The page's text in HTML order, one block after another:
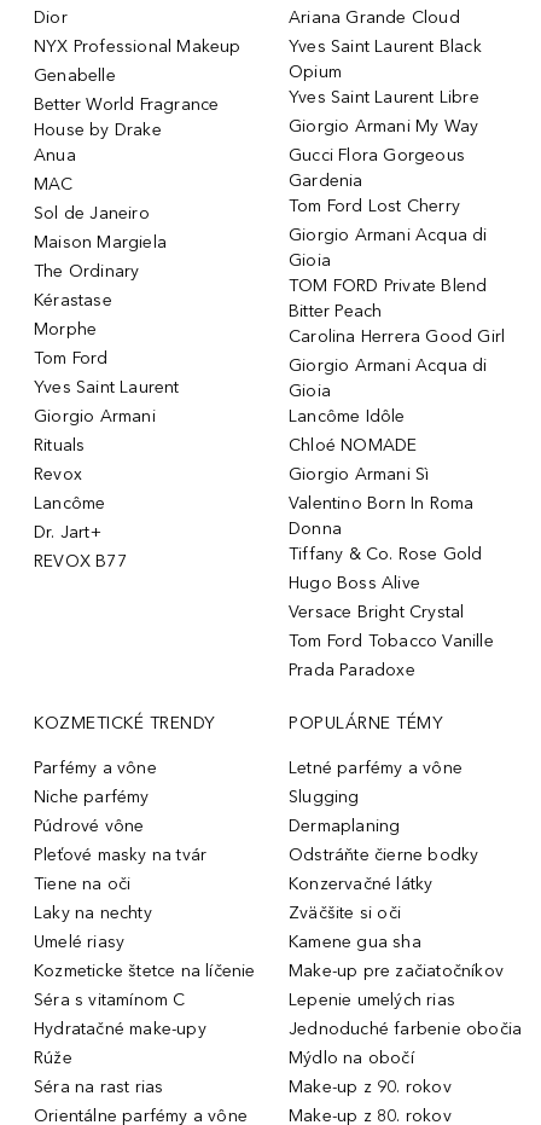
Dior
NYX Professional Makeup
Genabelle
Better World Fragrance
House by Drake
Anua
MAC
Sol de Janeiro
Maison Margiela
The Ordinary
Kérastase
Morphe
Tom Ford
Yves Saint Laurent
Giorgio Armani
Rituals
Revox
Lancôme
Dr. Jart+
REVOX B77
Ariana Grande Cloud
Yves Saint Laurent Black
Opium
Yves Saint Laurent Libre
Giorgio Armani My Way
Gucci Flora Gorgeous
Gardenia
Tom Ford Lost Cherry
Giorgio Armani Acqua di
Gioia
TOM FORD Private Blend
Bitter Peach
Carolina Herrera Good Girl
Giorgio Armani Acqua di
Gioia
Lancôme Idôle
Chloé NOMADE
Giorgio Armani Sì
Valentino Born In Roma
Donna
Tiffany & Co. Rose Gold
Hugo Boss Alive
Versace Bright Crystal
Tom Ford Tobacco Vanille
Prada Paradoxe
KOZMETICKÉ TRENDY
Parfémy a vône
Niche parfémy
Púdrové vône
Pleťové masky na tvár
Tiene na oči
Laky na nechty
Umelé riasy
Kozmeticke štetce na líčenie
Séra s vitamínom C
Hydratačné make-upy
Rúže
Séra na rast rias
Orientálne parfémy a vône
POPULÁRNE TÉMY
Letné parfémy a vône
Slugging
Dermaplaning
Odstráňte čierne bodky
Konzervačné látky
Zväčšite si oči
Kamene gua sha
Make-up pre začiatočníkov
Lepenie umelých rias
Jednoduché farbenie obočia
Mýdlo na obočí
Make-up z 90. rokov
Make-up z 80. rokov